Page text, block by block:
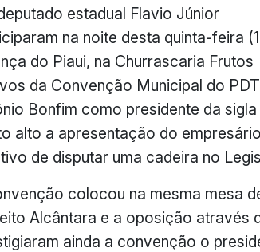
estadual Flavio Júnior
na noite desta quinta-feira
do Piaui, na Churrascaria Frutos
da Convenção Municipal do
Bonfim como presidente da
alto a apresentação do
de disputar uma cadeira no
colocou na mesma mesa
Alcântara e a oposição através
ainda a convenção o